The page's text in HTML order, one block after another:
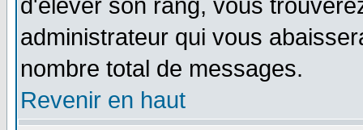
d'élever son rang, vous
administrateur qui vous
nombre total de messages.
Revenir en haut